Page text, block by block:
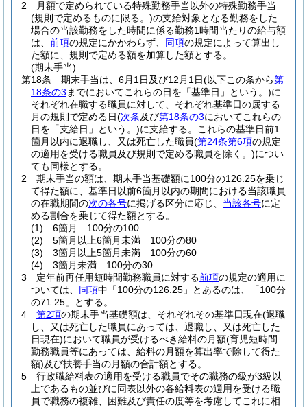
2
月額で定められている特殊勤務手当以外の特殊勤務手当
(規則で定めるものに限る。)の支給対象となる勤務をした
場合の当該勤務をした時間に係る勤務1時間当たりの給与額
は、 前項の規定にかかわらず、 同項の規定によって算出し
た額に、規則で定める額を加算した額とする。
(期末手当)
第18条
期末手当は、6月1日及び12月1日(以下この条から第
18条の3 までにおいてこれらの日を「基準日」という。)に
それぞれ在職する職員に対して、それぞれ基準日の属する
月の規則で定める日(次条及び第18条の3においてこれらの
日を「支給日」という。)に支給する。
これらの基準日前1
箇月以内に退職し、又は死亡した職員(第24条第6項の規定
の適用を受ける職員及び規則で定める職員を除く。)につい
ても同様とする。
2
期末手当の額は、期末手当基礎額に100分の126.25を乗じ
て得た額に、基準日以前6箇月以内の期間における当該職員
の在職期間の次の各号に掲げる区分に応じ、 当該各号に定
める割合を乗じて得た額とする。
(1)
6箇月 100分の100
(2)
5箇月以上6箇月未満 100分の80
(3)
3箇月以上5箇月未満 100分の60
(4)
3箇月未満 100分の30
3
定年前再任用短時間勤務職員に対する前項の規定の適用に
ついては、 同項中「100分の126.25」とあるのは、「100分
の71.25」とする。
4
第2項の期末手当基礎額は、それぞれその基準日現在(退職
し、又は死亡した職員にあっては、退職し、又は死亡した
日現在)において職員が受けるべき給料の月額(育児短時間
勤務職員等にあっては、給料の月額を算出率で除して得た
額)及び扶養手当の月額の合計額とする。
5
行政職給料表の適用を受ける職員でその職務の級が3級以
上であるもの並びに同表以外の各給料表の適用を受ける職
員で職務の複雑、困難及び責任の度等を考慮してこれに相